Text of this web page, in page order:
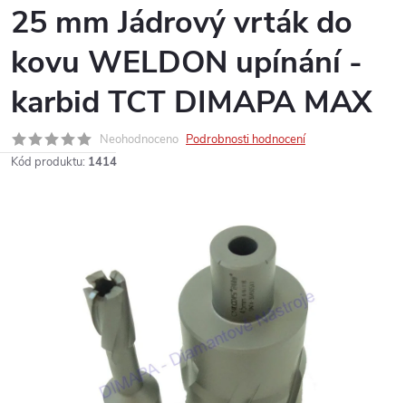
25 mm Jádrový vrták do
kovu WELDON upínání -
karbid TCT DIMAPA MAX
Neohodnoceno Podrobnosti hodnocení
Kód produktu: 1414